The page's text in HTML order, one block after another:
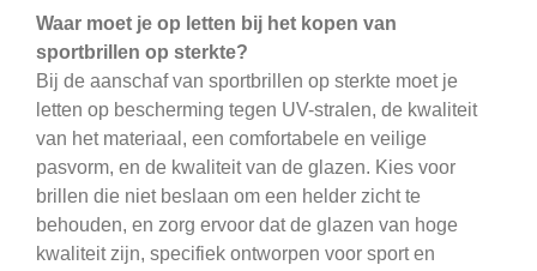
Waar moet je op letten bij het kopen van
sportbrillen op sterkte?
Bij de aanschaf van sportbrillen op sterkte moet je
letten op bescherming tegen UV-stralen, de kwaliteit
van het materiaal, een comfortabele en veilige
pasvorm, en de kwaliteit van de glazen. Kies voor
brillen die niet beslaan om een helder zicht te
behouden, en zorg ervoor dat de glazen van hoge
kwaliteit zijn, specifiek ontworpen voor sport en